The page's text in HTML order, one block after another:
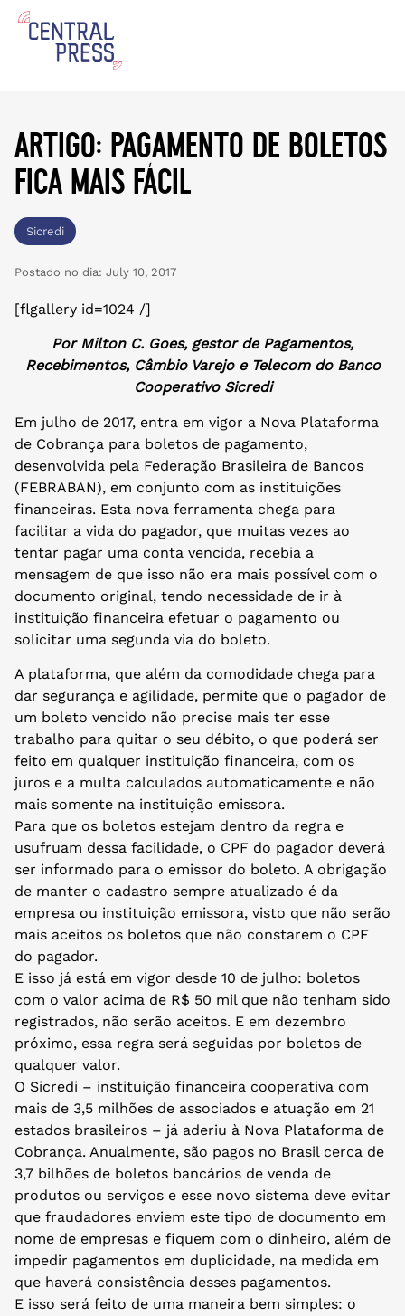
artigo: pagamento de boletos
fica mais fácil
Sicredi
Postado no dia: July 10, 2017
[flgallery id=1024 /]
Por Milton C. Goes, gestor de Pagamentos,
Recebimentos, Câmbio Varejo e Telecom do Banco
Cooperativo Sicredi
Em julho de 2017, entra em vigor a Nova Plataforma
de Cobrança para boletos de pagamento,
desenvolvida pela Federação Brasileira de Bancos
(FEBRABAN), em conjunto com as instituições
financeiras. Esta nova ferramenta chega para
facilitar a vida do pagador, que muitas vezes ao
tentar pagar uma conta vencida, recebia a
mensagem de que isso não era mais possível com o
documento original, tendo necessidade de ir à
instituição financeira efetuar o pagamento ou
solicitar uma segunda via do boleto.
A plataforma, que além da comodidade chega para
dar segurança e agilidade, permite que o pagador de
um boleto vencido não precise mais ter esse
trabalho para quitar o seu débito, o que poderá ser
feito em qualquer instituição financeira, com os
juros e a multa calculados automaticamente e não
mais somente na instituição emissora.
Para que os boletos estejam dentro da regra e
usufruam dessa facilidade, o CPF do pagador deverá
ser informado para o emissor do boleto. A obrigação
de manter o cadastro sempre atualizado é da
empresa ou instituição emissora, visto que não serão
mais aceitos os boletos que não constarem o CPF
do pagador.
E isso já está em vigor desde 10 de julho: boletos
com o valor acima de R$ 50 mil que não tenham sido
registrados, não serão aceitos. E em dezembro
próximo, essa regra será seguidas por boletos de
qualquer valor.
O Sicredi – instituição financeira cooperativa com
mais de 3,5 milhões de associados e atuação em 21
estados brasileiros – já aderiu à Nova Plataforma de
Cobrança. Anualmente, são pagos no Brasil cerca de
3,7 bilhões de boletos bancários de venda de
produtos ou serviços e esse novo sistema deve evitar
que fraudadores enviem este tipo de documento em
nome de empresas e fiquem com o dinheiro, além de
impedir pagamentos em duplicidade, na medida em
que haverá consistência desses pagamentos.
E isso será feito de uma maneira bem simples: o